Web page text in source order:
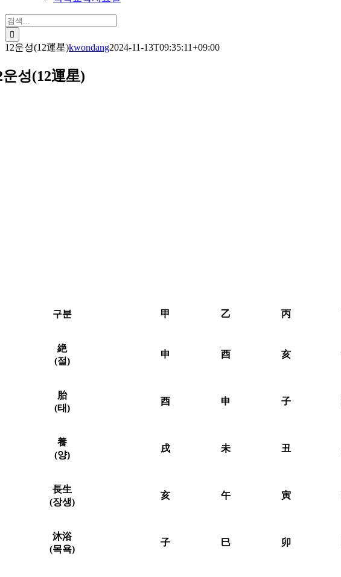
검
색:
12운성(12運星)kwondang2024-11-13T09:35:11+09:00
운성(12運星)
구분 甲 乙 丙
絶
(절)
申 酉 亥
胎
(태)
酉 申 子
養
(양)
戌 未 丑
長生
(장생)
亥 午 寅
沐浴
(목욕)
子 巳 卯